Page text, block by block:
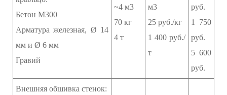
Бетон М300
Арматура железная, Ø 14
мм и Ø 6 мм
Гравий
~4 м3
70 кг
4 т
м3
25 руб./кг
1 400 руб./
т
руб.
1 750
руб.
5 600
руб.
Внешняя обшивка стенок: